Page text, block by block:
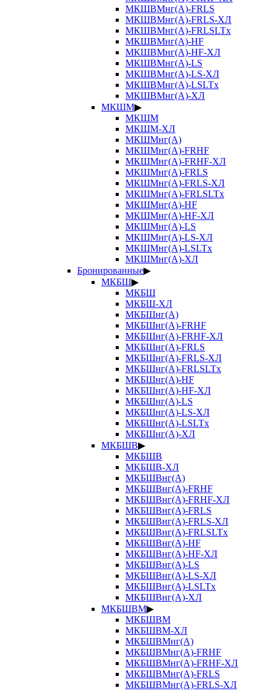
МКШВМнг(А)-FRLS
МКШВМнг(А)-FRLS-ХЛ
МКШВМнг(А)-FRLSLTx
МКШВМнг(А)-HF
МКШВМнг(А)-HF-ХЛ
МКШВМнг(А)-LS
МКШВМнг(А)-LS-ХЛ
МКШВМнг(А)-LSLTx
МКШВМнг(А)-ХЛ
МКШМ▶
МКШМ
МКШМ-ХЛ
МКШМнг(А)
МКШМнг(А)-FRHF
МКШМнг(А)-FRHF-ХЛ
МКШМнг(А)-FRLS
МКШМнг(А)-FRLS-ХЛ
МКШМнг(А)-FRLSLTx
МКШМнг(А)-HF
МКШМнг(А)-HF-ХЛ
МКШМнг(А)-LS
МКШМнг(А)-LS-ХЛ
МКШМнг(А)-LSLTx
МКШМнг(А)-ХЛ
Бронированные▶
МКБШ▶
МКБШ
МКБШ-ХЛ
МКБШнг(А)
МКБШнг(А)-FRHF
МКБШнг(А)-FRHF-ХЛ
МКБШнг(А)-FRLS
МКБШнг(А)-FRLS-ХЛ
МКБШнг(А)-FRLSLTx
МКБШнг(А)-HF
МКБШнг(А)-HF-ХЛ
МКБШнг(А)-LS
МКБШнг(А)-LS-ХЛ
МКБШнг(А)-LSLTx
МКБШнг(А)-ХЛ
МКБШВ▶
МКБШВ
МКБШВ-ХЛ
МКБШВнг(А)
МКБШВнг(А)-FRHF
МКБШВнг(А)-FRHF-ХЛ
МКБШВнг(А)-FRLS
МКБШВнг(А)-FRLS-ХЛ
МКБШВнг(А)-FRLSLTx
МКБШВнг(А)-HF
МКБШВнг(А)-HF-ХЛ
МКБШВнг(А)-LS
МКБШВнг(А)-LS-ХЛ
МКБШВнг(А)-LSLTx
МКБШВнг(А)-ХЛ
МКБШВМ▶
МКБШВМ
МКБШВМ-ХЛ
МКБШВМнг(А)
МКБШВМнг(А)-FRHF
МКБШВМнг(А)-FRHF-ХЛ
МКБШВМнг(А)-FRLS
МКБШВМнг(А)-FRLS-ХЛ